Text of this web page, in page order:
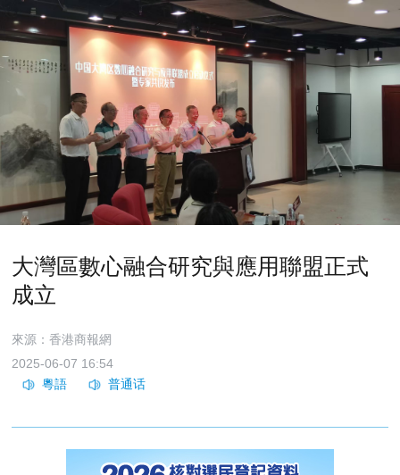
大灣區數心融合研究與應用聯盟正式
成立
來源：香港商報網
2025-06-07 16:54